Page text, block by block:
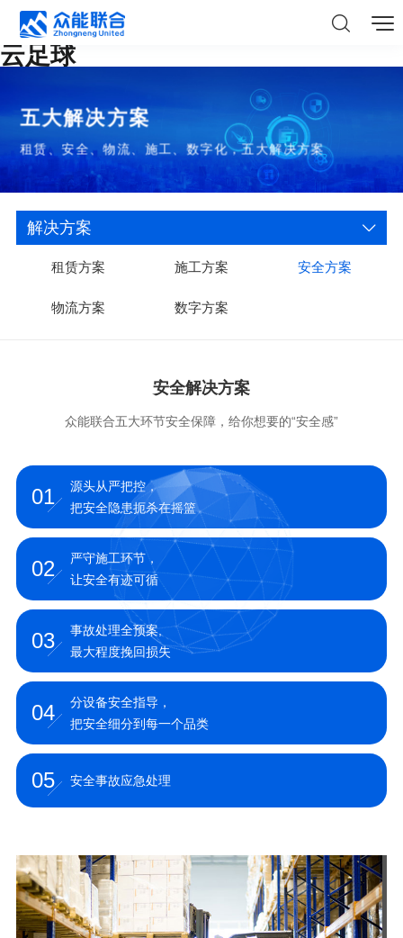
云足球
五大解决方案
租赁、安全、物流、施工、数字化，五大解决方案
解决方案
租赁方案 施工方案 安全方案
物流方案 数字方案
安全解决方案
众能联合五大环节安全保障，给你想要的“安全感”
01
源头从严把控，
把安全隐患扼杀在摇篮
02
严守施工环节，
让安全有迹可循
03
事故处理全预案,
最大程度挽回损失
04
分设备安全指导，
把安全细分到每一个品类
05 安全事故应急处理